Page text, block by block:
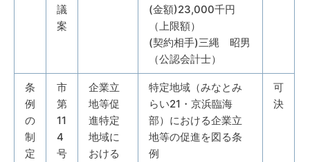
議
案
(金額)23,000千円
（上限額）
(契約相手)三縄 昭男
（公認会計士）
条
例
の
制
定
市
第
11
4
号
企業立
地等促
進特定
地域に
おける
特定地域（みなとみ
らい21・京浜臨海
部）における企業立
地等の促進を図る条
例
可
決